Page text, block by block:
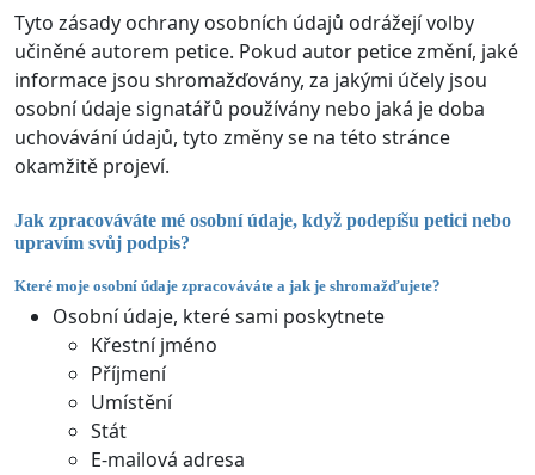
Tyto zásady ochrany osobních údajů odrážejí volby
učiněné autorem petice. Pokud autor petice změní, jaké
informace jsou shromažďovány, za jakými účely jsou
osobní údaje signatářů používány nebo jaká je doba
uchovávání údajů, tyto změny se na této stránce
okamžitě projeví.
Jak zpracováváte mé osobní údaje, když podepíšu petici nebo
upravím svůj podpis?
Které moje osobní údaje zpracováváte a jak je shromažďujete?
Osobní údaje, které sami poskytnete
Křestní jméno
Příjmení
Umístění
Stát
E-mailová adresa